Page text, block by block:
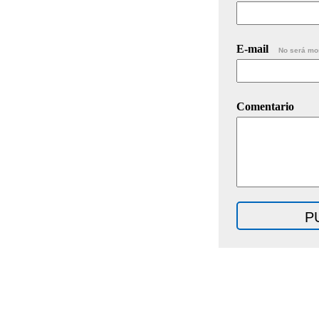
E-mail No será
Comentario